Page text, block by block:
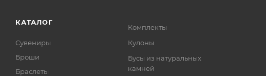
КАТАЛОГ
Сувениры
Броши
Браслеты
Комплекты
Кулоны
Бусы из натуральных
камней